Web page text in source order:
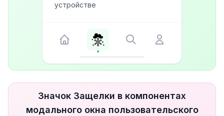
устройстве
Значок Защелки в компонентах
модального окна пользовательского